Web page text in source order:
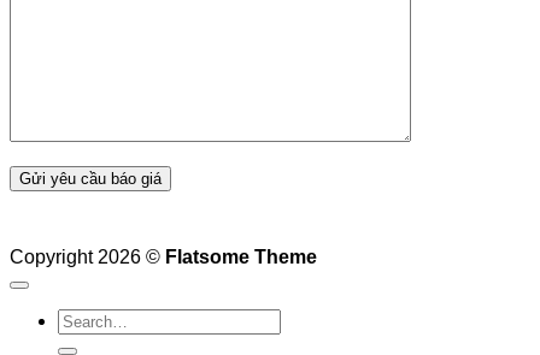
Copyright 2026 © Flatsome Theme